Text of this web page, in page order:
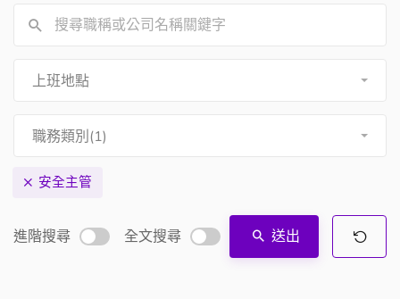
上班地點
職務類別(1)
安全主管
進階搜尋 全文搜尋 送出